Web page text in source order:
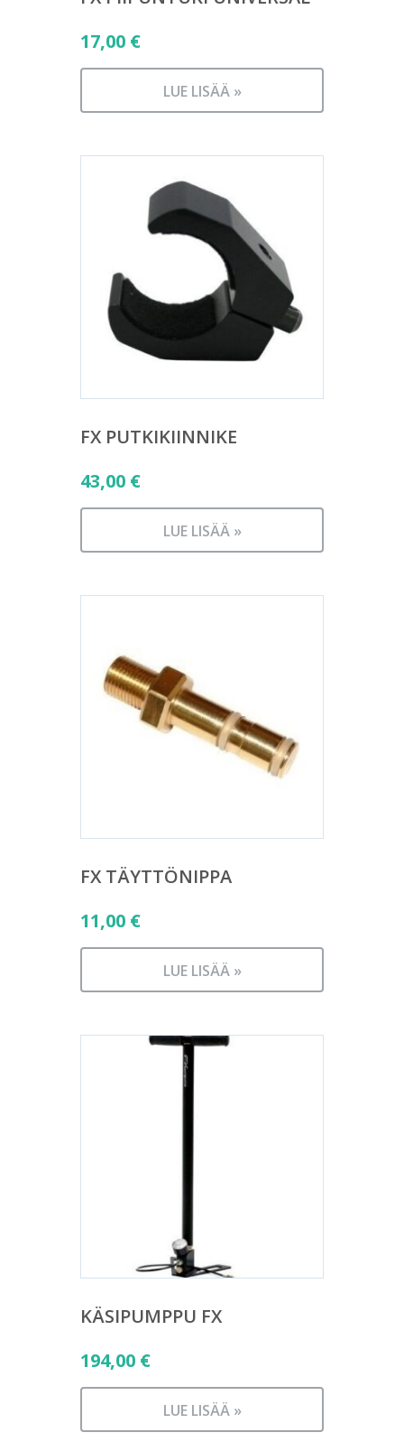
17,00 €
LUE LISÄÄ »
FX PUTKIKIINNIKE
43,00 €
LUE LISÄÄ »
FX TÄYTTÖNIPPA
11,00 €
LUE LISÄÄ »
KÄSIPUMPPU FX
194,00 €
LUE LISÄÄ »